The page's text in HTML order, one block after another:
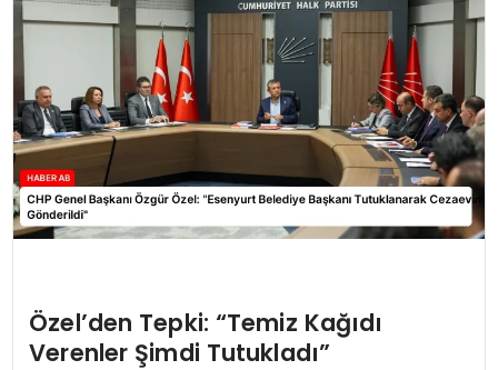
Özel’den Tepki: “Temiz Kağıdı
Verenler Şimdi Tutukladı”